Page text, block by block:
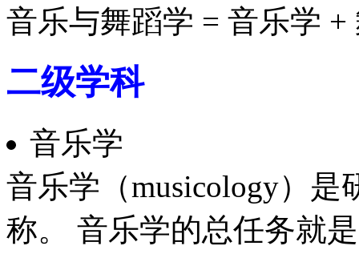
音乐与舞蹈学 = 音乐学 +
二级学科
音乐学
音乐学（musicology）
称。 音乐学的总任务就